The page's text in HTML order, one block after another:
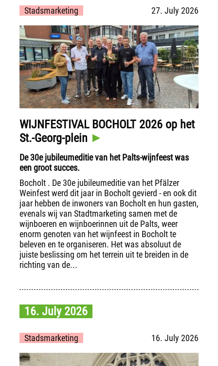
Stadsmarketing 27. July 2026
WIJNFESTIVAL BOCHOLT 2026 op het
St.-Georg-plein
De 30e jubileumeditie van het Palts-wijnfeest was
een groot succes.
Bocholt . De 30e jubileumeditie van het Pfälzer
Weinfest werd dit jaar in Bocholt gevierd - en ook dit
jaar hebben de inwoners van Bocholt en hun gasten,
evenals wij van Stadtmarketing samen met de
wijnboeren en wijnboerinnen uit de Palts, weer
enorm genoten van het wijnfeest in Bocholt te
beleven en te organiseren. Het was absoluut de
juiste beslissing om het terrein uit te breiden in de
richting van de...
16. July 2026
Stadsmarketing 16. July 2026